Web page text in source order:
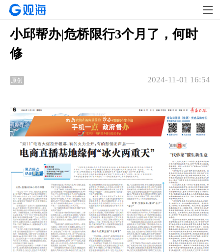
小邱帮办|危桥限行3个月了，何时
修
原创 2024-11-01 16:54